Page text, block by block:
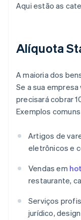
Aqui estão as
Alíquota
A maioria dos
Se a sua
precisará cobrar
Exemplos
Artigos de
eletrônicos e
Vendas em
restaurante,
Serviços
jurídico,